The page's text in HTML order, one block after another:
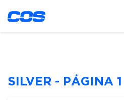
SILVER - PÁGINA 1